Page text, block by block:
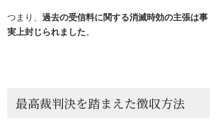
つまり、 過去の受信料に関する消滅時効の主張は事
実上封じられました。
最高裁判決を踏まえた徴収方法